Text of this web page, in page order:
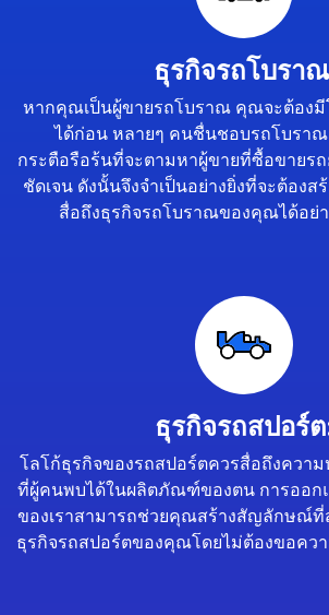
ธุรกิจรถโบรา
หากคุณเป็นผู้ขายรถโบราณ คุณจะต้อง
ได้ก่อน หลายๆ คนชื่นชอบรถโบราณ
กระตือรือร้นที่จะตามหาผู้ขายที่ซื้อขายร
ชัดเจน ดังนั้นจึงจำเป็นอย่างยิ่งที่จะต้อง
สื่อถึงธุรกิจรถโบราณของคุณได้อย่
ธุรกิจรถสปอร์
โลโก้ธุรกิจของรถสปอร์ตควรสื่อถึงความ
ที่ผู้คนพบได้ในผลิตภัณฑ์ของตน การออก
ของเราสามารถช่วยคุณสร้างสัญลักษณ์
ธุรกิจรถสปอร์ตของคุณโดยไม่ต้องขอคว